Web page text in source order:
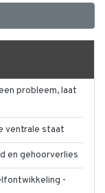
probleem, laat
ventrale staat
en gehoorverlies
-